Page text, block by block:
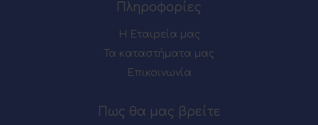
Πληροφορίες
Η Εταιρεία μας
Τα καταστήματα μας
Επικοινωνία
Πως θα μας βρείτε